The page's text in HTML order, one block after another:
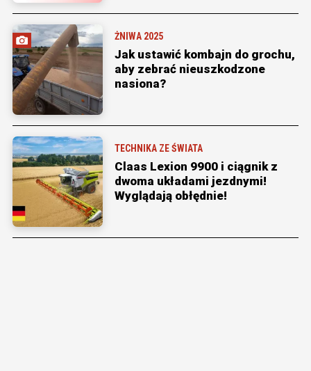
ŻNIWA 2025
Jak ustawić kombajn do grochu,
aby zebrać nieuszkodzone
nasiona?
TECHNIKA ZE ŚWIATA
Claas Lexion 9900 i ciągnik z
dwoma układami jezdnymi!
Wyglądają obłędnie!